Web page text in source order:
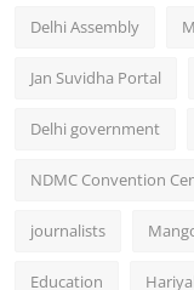
Delhi Assembly
Jan Suvidha Portal
Delhi government
NDMC Convention
journalists
Education